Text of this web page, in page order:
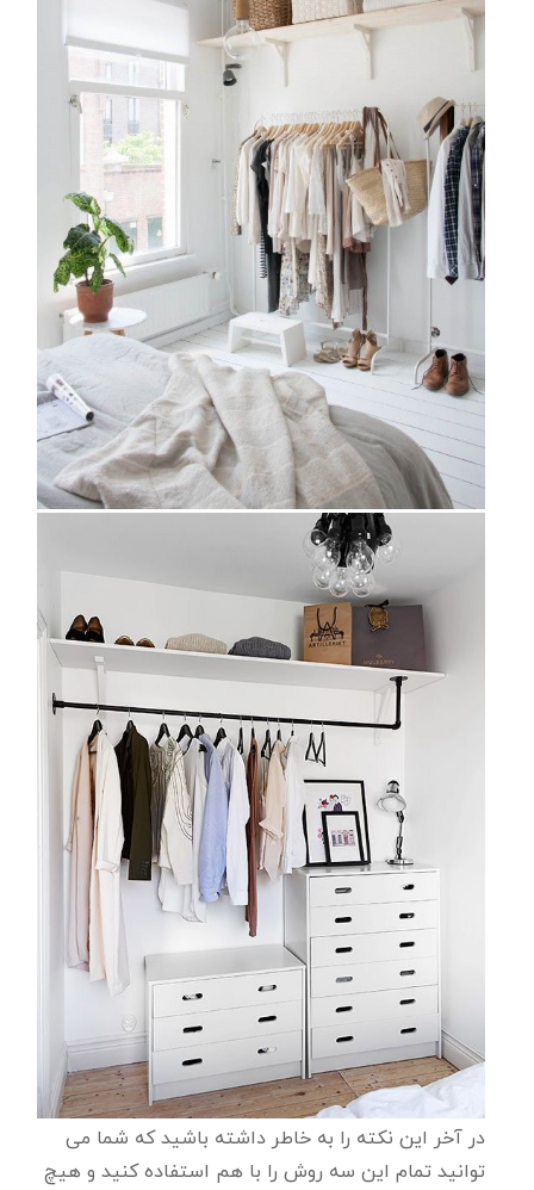
در آخر این نکته را به خاطر داشته باشید که شما می
توانید تمام این سه روش را با هم استفاده کنید و هیچ